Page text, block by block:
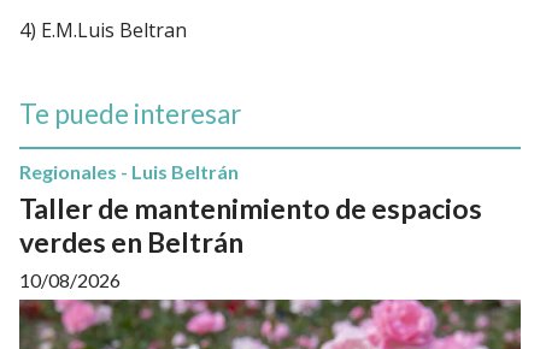
4) E.M.Luis Beltran
Te puede interesar
Taller de mantenimiento de espacios
verdes en Beltrán
Regionales - Luis Beltrán
10/08/2026